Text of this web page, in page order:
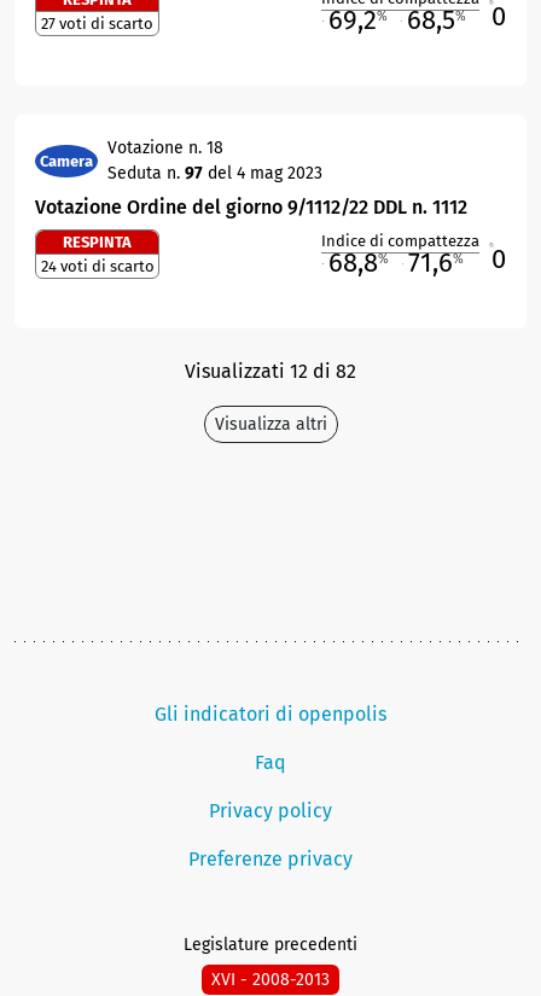
27 voti di scarto
69,2% 68,5% 0
Camera
Votazione n. 18
Seduta n. 97 del 4 mag 2023
Votazione Ordine del giorno 9/1112/22 DDL n. 1112
RESPINTA
24 voti di scarto
Indice di compattezza
68,8% 71,6% 0
Visualizzati 12 di 82
Visualizza altri
Gli indicatori di openpolis
Faq
Privacy policy
Preferenze privacy
Legislature precedenti
XVI - 2008-2013